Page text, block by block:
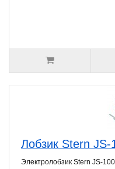
Лобзик Stern JS-
Электролобзик Stern JS-